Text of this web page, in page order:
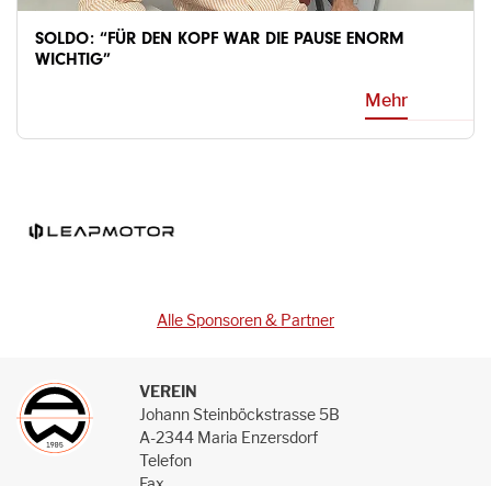
SOLDO: “FÜR DEN KOPF WAR DIE PAUSE ENORM
WICHTIG”
Mehr
Alle Sponsoren & Partner
VEREIN
Johann Steinböckstrasse 5B
A-2344 Maria Enzersdorf
Telefon